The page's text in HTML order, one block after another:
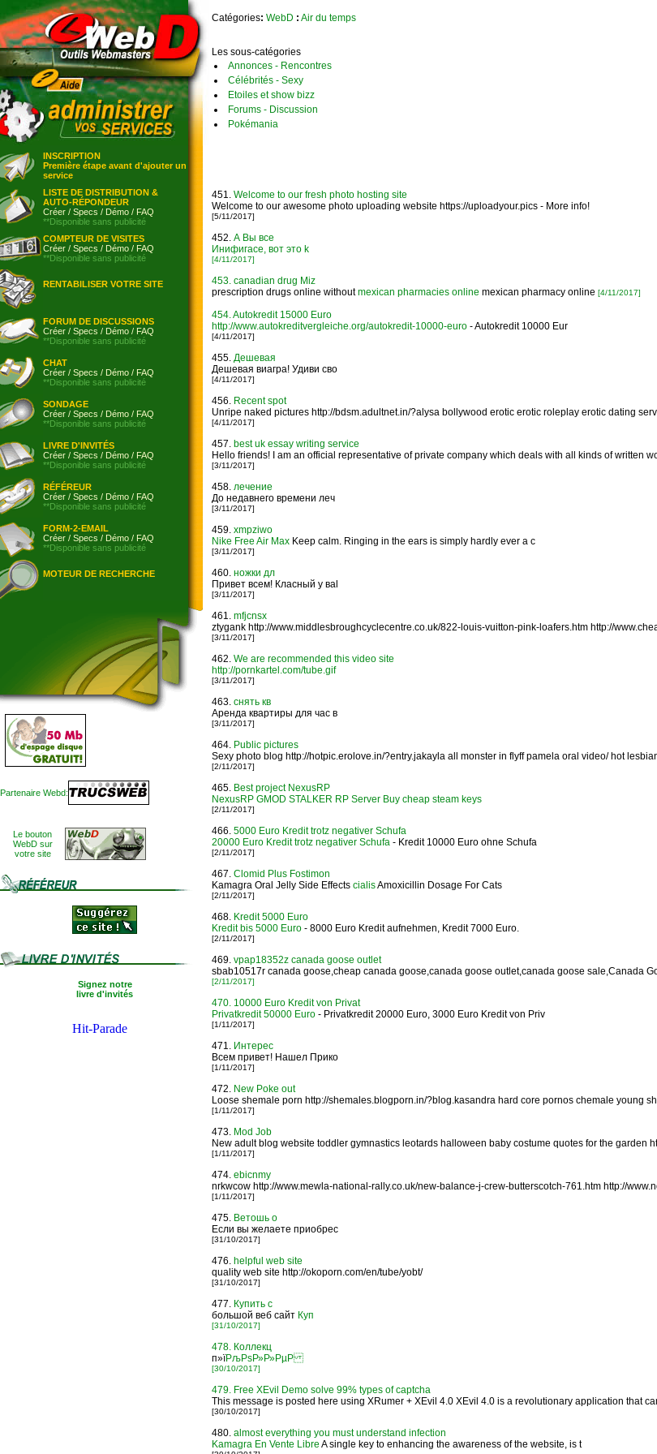
INSCRIPTION
Première étape avant d'ajouter un
service
LISTE DE DISTRIBUTION &
AUTO-RÉPONDEUR
Créer / Specs / Démo / FAQ
**Disponible sans publicité
COMPTEUR DE VISITES
Créer / Specs / Démo / FAQ
**Disponible sans publicité
RENTABILISER VOTRE SITE
FORUM DE DISCUSSIONS
Créer / Specs / Démo / FAQ
**Disponible sans publicité
CHAT
Créer / Specs / Démo / FAQ
**Disponible sans publicité
SONDAGE
Créer / Specs / Démo / FAQ
**Disponible sans publicité
LIVRE D'INVITÉS
Créer / Specs / Démo / FAQ
**Disponible sans publicité
RÉFÉREUR
Créer / Specs / Démo / FAQ
**Disponible sans publicité
FORM-2-EMAIL
Créer / Specs / Démo / FAQ
**Disponible sans publicité
MOTEUR DE RECHERCHE
Partenaire Webd:
Le bouton
WebD sur
votre site
Signez notre
livre d'invités
Catégories: WebD : Air du temps
Les sous-catégories
Annonces - Rencontres
Célébrités - Sexy
Etoiles et show bizz
Forums - Discussion
Pokémania
451. Welcome to our fresh photo hosting site
Welcome to our awesome photo uploading website https://uploadyour.pics - More info!
[5/11/2017]
452. А Вы все
Инифигасе, вот это k
[4/11/2017]
453. canadian drug Miz
prescription drugs online withoutmexican pharmacies online mexican pharmacy online [4/11/2017]
454.Autokredit 15000 Euro
http://www.autokreditvergleiche.org/autokredit-10000-euro - Autokredit 10000 Eur
[4/11/2017]
455. Дешевая
Дешевая виагра! Удиви сво
[4/11/2017]
456. Recent spot
Unripe naked pictures http://bdsm.adultnet.in/?alysa bollywood erotic erotic roleplay erotic dating
[4/11/2017]
457. best uk essay writing service
Hello friends! I am an official representative of private company which deals with all kinds of written
[3/11/2017]
458. лечение
До недавнего времени леч
[3/11/2017]
459. xmpziwo
Nike Free Air Max Keep calm. Ringing in the ears is simply hardly ever a c
[3/11/2017]
460. ножки дл
Привет всем! Класный у ваl
[3/11/2017]
461. mfjcnsx
ztygank http://www.middlesbroughcyclecentre.co.uk/822-louis-vuitton-pink-loafers.htm http://
[3/11/2017]
462. We are recommended this video site
http://pornkartel.com/tube.gif
[3/11/2017]
463. снять кв
Аренда квартиры для час в
[3/11/2017]
464. Public pictures
Sexy photo blog http://hotpic.erolove.in/?entry.jakayla all monster in flyff pamela oral video/ hot
[2/11/2017]
465. Best project NexusRP
NexusRP GMOD STALKER RP Server Buy cheap steam keys
[2/11/2017]
466. 5000 Euro Kredit trotz negativer Schufa
20000 Euro Kredit trotz negativer Schufa - Kredit 10000 Euro ohne Schufa
[2/11/2017]
467. Clomid Plus Fostimon
Kamagra Oral Jelly Side Effects cialisAmoxicillin Dosage For Cats
[2/11/2017]
468. Kredit 5000 Euro
Kredit bis 5000 Euro - 8000 Euro Kredit aufnehmen, Kredit 7000 Euro.
[2/11/2017]
469. vpap18352z canada goose outlet
sbab10517r canada goose,cheap canada goose,canada goose outlet,canada goose sale,Canada
[2/11/2017]
470. 10000 Euro Kredit von Privat
Privatkredit 50000 Euro - Privatkredit 20000 Euro, 3000 Euro Kredit von Priv
[1/11/2017]
471. Интерес
Всем привет! Нашел Прико
[1/11/2017]
472. New Poke out
Loose shemale porn http://shemales.blogporn.in/?blog.kasandra hard core pornos chemale young
[1/11/2017]
473. Mod Job
New adult blog website toddler gymnastics leotards halloween baby costume quotes for the garden
[1/11/2017]
474. ebicnmy
nrkwcow http://www.mewla-national-rally.co.uk/new-balance-j-crew-butterscotch-761.htm http://
[1/11/2017]
475. Ветошь о
Если вы желаете приобрес
[31/10/2017]
476. helpful web site
quality web site http://okoporn.com/en/tube/yobt/
[31/10/2017]
477. Купить с
большой веб сайт Куп
[31/10/2017]
478. Коллекц
п»їРљРѕР»Р»РµР
[30/10/2017]
479. Free XEvil Demo solve 99% types of captcha
This message is posted here using XRumer + XEvil 4.0 XEvil 4.0 is a revolutionary application that
[30/10/2017]
480. almost everything you must understand infection
Kamagra En Vente Libre A single key to enhancing the awareness of the website, is t